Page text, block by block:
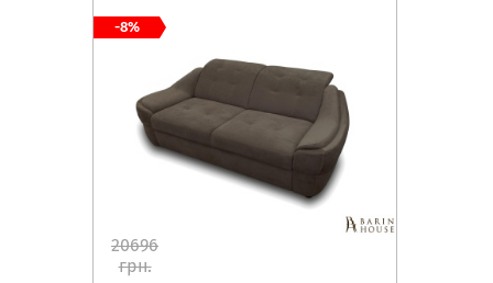
20696
грн.
-8%